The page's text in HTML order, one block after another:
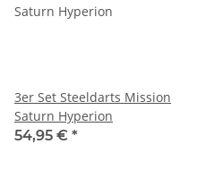
3er Set Steeldarts Mission
Saturn Hyperion
54,95 € *